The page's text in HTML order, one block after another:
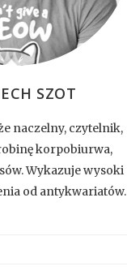
SZOT
naczelny, czytelnik,
korpobiurwa,
Wykazuje wysoki
od antykwariatów.